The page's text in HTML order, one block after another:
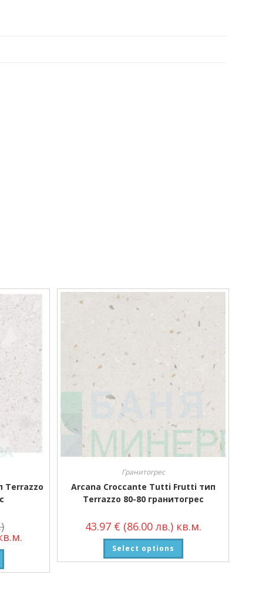
Terrazzo
Гранитогрес
Arcana Croccante Tutti Frutti тип
Terrazzo 80-80 гранитогрес
43.97 € (86.00 лв.)кв.м.
Select options